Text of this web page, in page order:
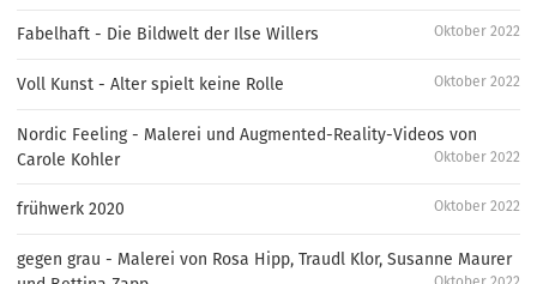
Fabelhaft - Die Bildwelt der Ilse Willers Oktober 2022
Voll Kunst - Alter spielt keine Rolle Oktober 2022
Nordic Feeling - Malerei und Augmented-Reality-Videos von
Carole Kohler
Oktober 2022
frühwerk 2020 Oktober 2022
gegen grau - Malerei von Rosa Hipp, Traudl Klor, Susanne Maurer